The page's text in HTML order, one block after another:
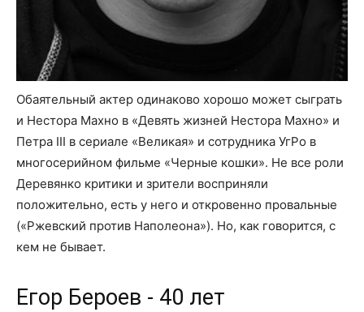
Обаятельный актер одинаково хорошо может сыграть
и Нестора Махно в «Девять жизней Нестора Махно» и
Петра III в сериале «Великая» и сотрудника УгРо в
многосерийном фильме «Черные кошки». Не все роли
Деревянко критики и зрители восприняли
положительно, есть у него и откровенно провальные
(«Ржевский против Наполеона»). Но, как говорится, с
кем не бывает.
Егор Бероев - 40 лет